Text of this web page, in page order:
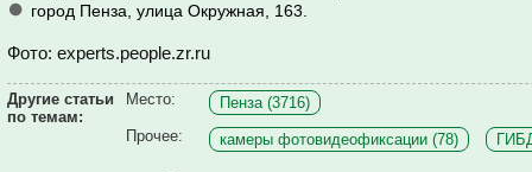
город Пенза, улица Окружная, 163.
Фото: experts.people.zr.ru
Другие статьи
по темам:
Место:
Пенза (3716)
Прочее:
камеры фотовидеофиксации (78)